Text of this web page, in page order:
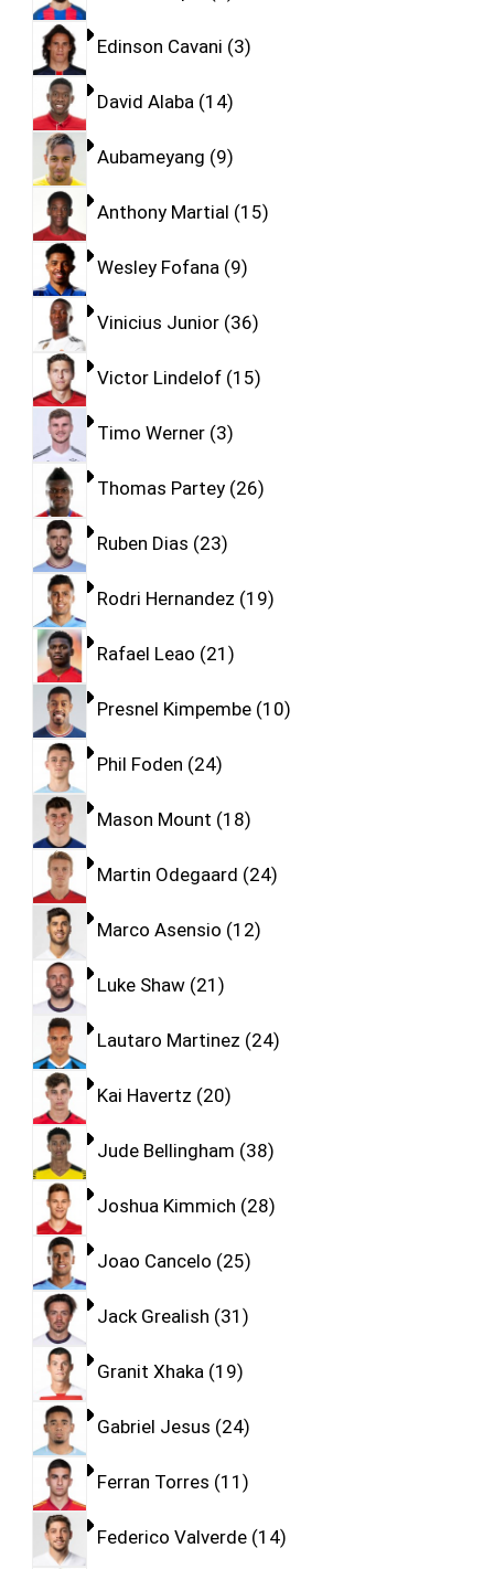
Edinson Cavani 3
David Alaba 14
Aubameyang 9
Anthony Martial 15
Wesley Fofana 9
Vinicius Junior 36
Victor Lindelof 15
Timo Werner 3
Thomas Partey 26
Ruben Dias 23
Rodri Hernandez 19
Rafael Leao 21
Presnel Kimpembe 10
Phil Foden 24
Mason Mount 18
Martin Odegaard 24
Marco Asensio 12
Luke Shaw 21
Lautaro Martinez 24
Kai Havertz 20
Jude Bellingham 38
Joshua Kimmich 28
Joao Cancelo 25
Jack Grealish 31
Granit Xhaka 19
Gabriel Jesus 24
Ferran Torres 11
Federico Valverde 14